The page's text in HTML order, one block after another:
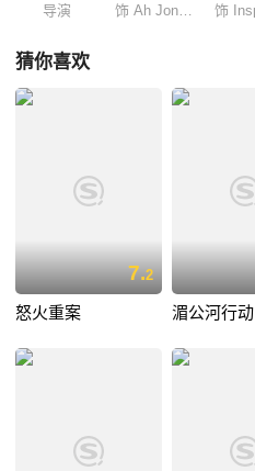
导演
猜你喜欢
7.2
怒火重案 湄公河行动